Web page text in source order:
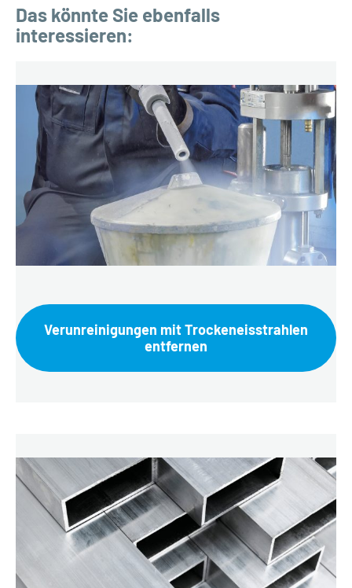
Das könnte Sie ebenfalls
interessieren:
Verunreinigungen mit Trockeneisstrahlen
entfernen